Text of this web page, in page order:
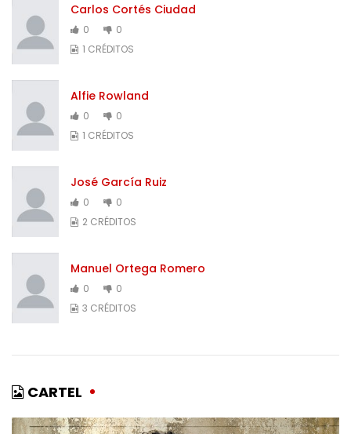
Carlos Cortés Ciudad
0
0
1 CRÉDITOS
Alfie Rowland
0
0
1 CRÉDITOS
José García Ruiz
0
0
2 CRÉDITOS
Manuel Ortega Romero
0
0
3 CRÉDITOS
CARTEL